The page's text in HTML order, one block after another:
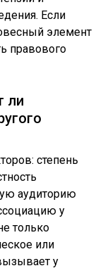
Если
элемент
правового
ли
степень
аудиторию
у
только
или
у